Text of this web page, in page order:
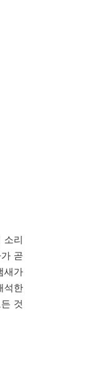
리
곧
새가
석한
것